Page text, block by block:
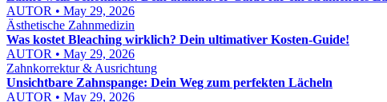
AUTOR • May 29, 2026
Ästhetische Zahnmedizin
Was kostet Bleaching wirklich? Dein ultimativer Kosten-Guide!
AUTOR • May 29, 2026
Zahnkorrektur & Ausrichtung
Unsichtbare Zahnspange: Dein Weg zum perfekten Lächeln
AUTOR • May 29, 2026